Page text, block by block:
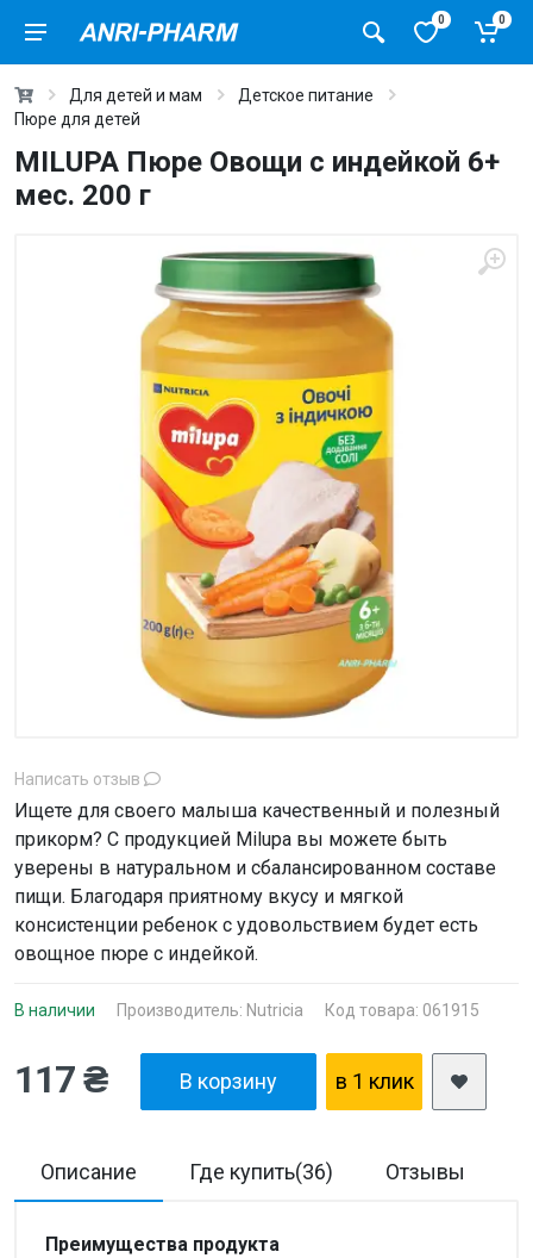
0 0
Для детей и мам
Детское питание
Пюре для детей
MILUPA Пюре Овощи с индейкой 6+
мес. 200 г
Написать отзыв
Ищете для своего малыша качественный и полезный
прикорм? С продукцией Milupa вы можете быть
уверены в натуральном и сбалансированном составе
пищи. Благодаря приятному вкусу и мягкой
консистенции ребенок с удовольствием будет есть
овощное пюре с индейкой.
В наличии Производитель: Nutricia Код товара: 061915
117 ₴ В корзину в 1 клик
Описание Где купить(36) Отзывы
Преимущества продукта